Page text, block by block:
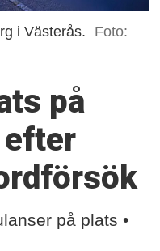
i Västerås.
Foto:
på
efter
på plats •